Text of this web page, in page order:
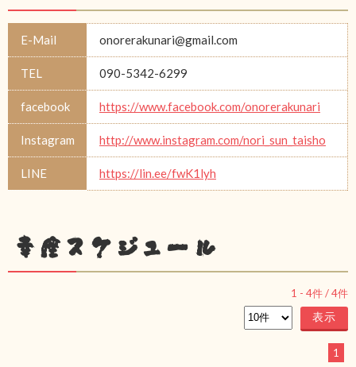
E-Mail onorerakunari@gmail.com
TEL 090-5342-6299
facebook https://www.facebook.com/onorerakunari
Instagram http://www.instagram.com/nori_sun_taisho
LINE https://lin.ee/fwK1lyh
幸座スケジュール
1 - 4件 /4件
1